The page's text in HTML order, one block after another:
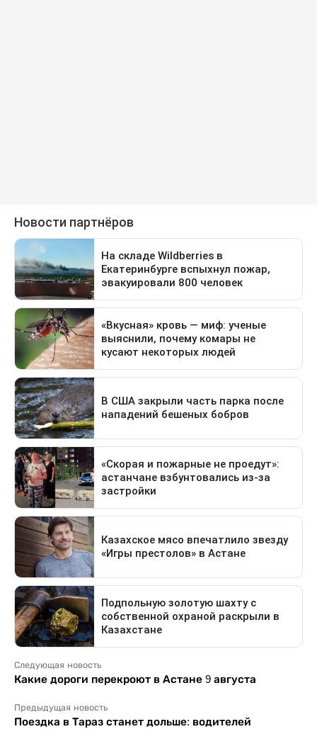
Следующая новость
Какие дороги перекроют в Астане 9 августа
Предыдущая новость
Поездка в Тараз станет дольше: водителей